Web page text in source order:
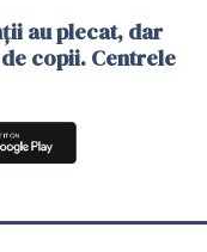
au plecat, dar
copii. Centrele